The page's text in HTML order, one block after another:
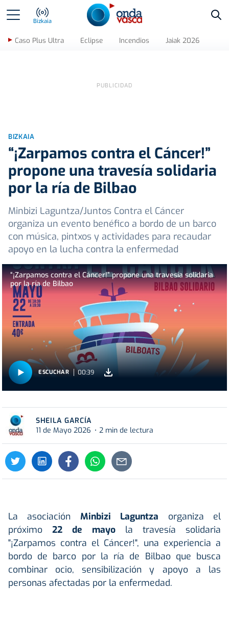
Bizkaia
Caso Plus Ultra Eclipse Incendios Jaiak 2026
BIZKAIA
“¡Zarpamos contra el Cáncer!”
propone una travesía solidaria
por la ría de Bilbao
Minbizi Laguntza/Juntos Contra el Cáncer
organiza un evento benéfico a bordo de un barco
con música, pintxos y actividades para recaudar
apoyo en la lucha contra la enfermedad
“¡Zarpamos contra el Cáncer!” propone una travesía solidaria
por la ría de Bilbao
ESCUCHAR 00:39
SHEILA GARCÍA
11 de Mayo 2026
2 min de lectura
La asociación Minbizi Laguntza
organiza el
próximo22 de mayola travesía solidaria
"¡Zarpamos contra el Cáncer!", una experiencia a
bordo de barco por la ría de Bilbao que busca
combinar ocio, sensibilización y apoyo a las
personas afectadas por la enfermedad.